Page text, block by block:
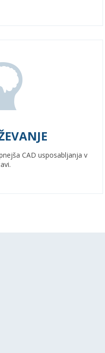
CAD usposabljanja v